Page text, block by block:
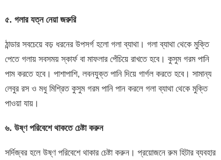
৫. গলার যত্ন নেয়া জরুরি
ঠান্ডার সবচেয়ে বড় ধরনের উপসর্গ হলো গলা ব্যাথা। গলা ব্যাথা থেকে মুক্তি
পেতে গলায় সবসময় স্কার্ফ বা মাফলার পেঁচিয়ে রাখতে হবে। কুসুম গরম পানি
পাম করতে হবে। পাশাপাশি, লবনযুক্ত পানি দিয়ে গার্গল করতে হবে। সামান্য
লেবুর রস ও মধু মিশ্রিত কুসুম গরম পানি পান করলে গলা ব্যাথা থেকে মুক্তি
পাওয়া যায়।
৬. উষ্ণ পরিবেশে থাকতে চেষ্টা করুন
সর্দিজ্বর হলে উষ্ণ পরিবেশে থাকার চেষ্টা করুন। প্রয়োজনে রুম হিটার ব্যবহার